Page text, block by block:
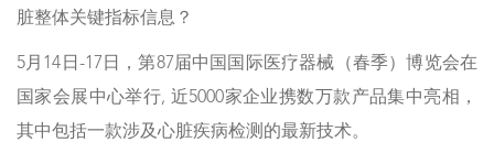
脏整体关键指标信息？
5月14日-17日，第87届中国国际医疗器械（春季）博览会在
国家会展中心举行, 近5000家企业携数万款产品集中亮相，
其中包括一款涉及心脏疾病检测的最新技术。